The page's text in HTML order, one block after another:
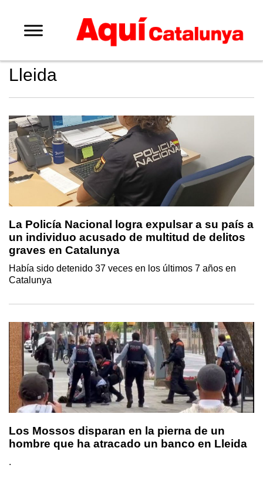
Lleida
La Policía Nacional logra expulsar a su país a
un individuo acusado de multitud de delitos
graves en Catalunya
Había sido detenido 37 veces en los últimos 7 años en
Catalunya
Los Mossos disparan en la pierna de un
hombre que ha atracado un banco en Lleida
.